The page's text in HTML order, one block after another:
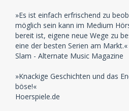
»Es ist einfach erfrischend zu
möglich sein kann im Medium
bereit ist, eigene neue Wege zu
eine der besten Serien am Markt.«
Slam - Alternate Music Magazine
»Knackige Geschichten und das
böse!«
Hoerspiele.de